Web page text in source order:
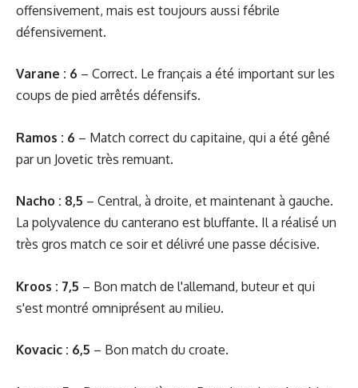
offensivement, mais est toujours aussi fébrile
défensivement.
Varane : 6 – Correct. Le français a été important sur les
coups de pied arrêtés défensifs.
Ramos : 6 – Match correct du capitaine, qui a été gêné
par un Jovetic très remuant.
Nacho : 8,5 – Central, à droite, et maintenant à gauche.
La polyvalence du canterano est bluffante. Il a réalisé un
très gros match ce soir et délivré une passe décisive.
Kroos : 7,5 – Bon match de l'allemand, buteur et qui
s'est montré omniprésent au milieu.
Kovacic : 6,5 – Bon match du croate.